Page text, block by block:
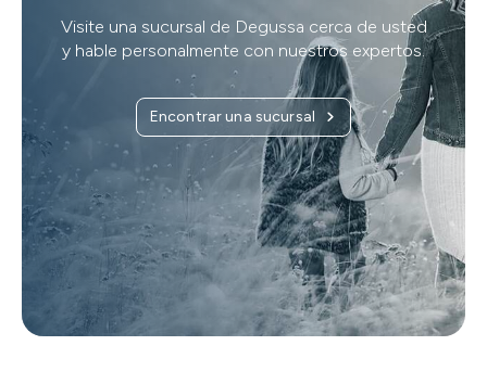
Visite una sucursal de Degussa cerca de usted
y hable personalmente con nuestros expertos.
Encontrar una sucursal